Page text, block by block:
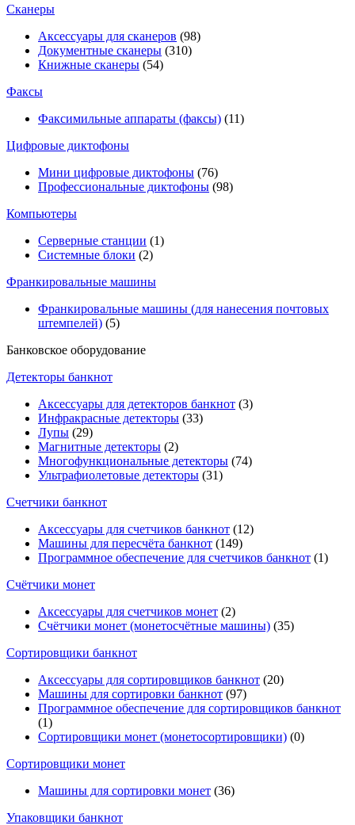
Сканеры
Аксессуары для сканеров (98)
Документные сканеры (310)
Книжные сканеры (54)
Факсы
Факсимильные аппараты (факсы) (11)
Цифровые диктофоны
Мини цифровые диктофоны (76)
Профессиональные диктофоны (98)
Компьютеры
Серверные станции (1)
Системные блоки (2)
Франкировальные машины
Франкировальные машины (для нанесения почтовых
штемпелей) (5)
Банковское оборудование
Детекторы банкнот
Аксессуары для детекторов банкнот (3)
Инфракрасные детекторы (33)
Лупы (29)
Магнитные детекторы (2)
Многофункциональные детекторы (74)
Ультрафиолетовые детекторы (31)
Счетчики банкнот
Аксессуары для счетчиков банкнот (12)
Машины для пересчёта банкнот (149)
Программное обеспечение для счетчиков банкнот (1)
Счётчики монет
Аксессуары для счетчиков монет (2)
Счётчики монет (монетосчётные машины) (35)
Cортировщики банкнот
Аксессуары для сортировщиков банкнот (20)
Машины для сортировки банкнот (97)
Программное обеспечение для сортировщиков банкнот
(1)
Сортировщики монет (монетосортировщики) (0)
Сортировщики монет
Машины для сортировки монет (36)
Упаковщики банкнот